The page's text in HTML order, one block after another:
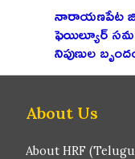
నారాయణపేట
ఫెయిల్యూర్
నిపుణుల
About Us
About HRF